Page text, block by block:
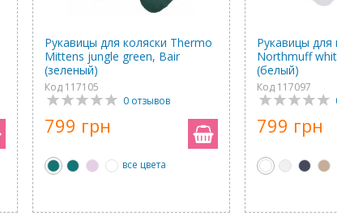
Рукавицы для коляски Thermo
Mittens jungle green, Bair
(зеленый)
Код 117105
0 отзывов
799 грн
все цвета
Рукавицы для
Northmuff
(белый)
Код 117097
799 грн